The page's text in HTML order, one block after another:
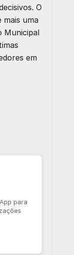
O
mais uma
Municipal
em
para